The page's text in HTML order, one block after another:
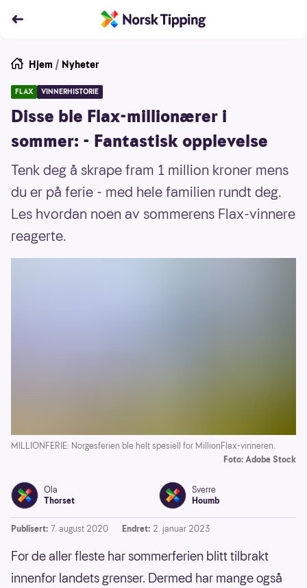
Hjem / Nyheter
FLAX VINNERHISTORIE
Disse ble Flax-millionærer i
sommer: - Fantastisk opplevelse
Tenk deg å skrape fram 1 million kroner mens
du er på ferie - med hele familien rundt deg.
Les hvordan noen av sommerens Flax-vinnere
reagerte.
MILLIONFERIE: Norgesferien ble helt spesiell for MillionFlax-vinneren.
Foto: Adobe Stock
Ola
Thorset
Sverre
Houmb
Publisert: 7. august 2020 Endret: 2. januar 2023
For de aller fleste har sommerferien blitt tilbrakt
innenfor landets grenser. Dermed har mange også